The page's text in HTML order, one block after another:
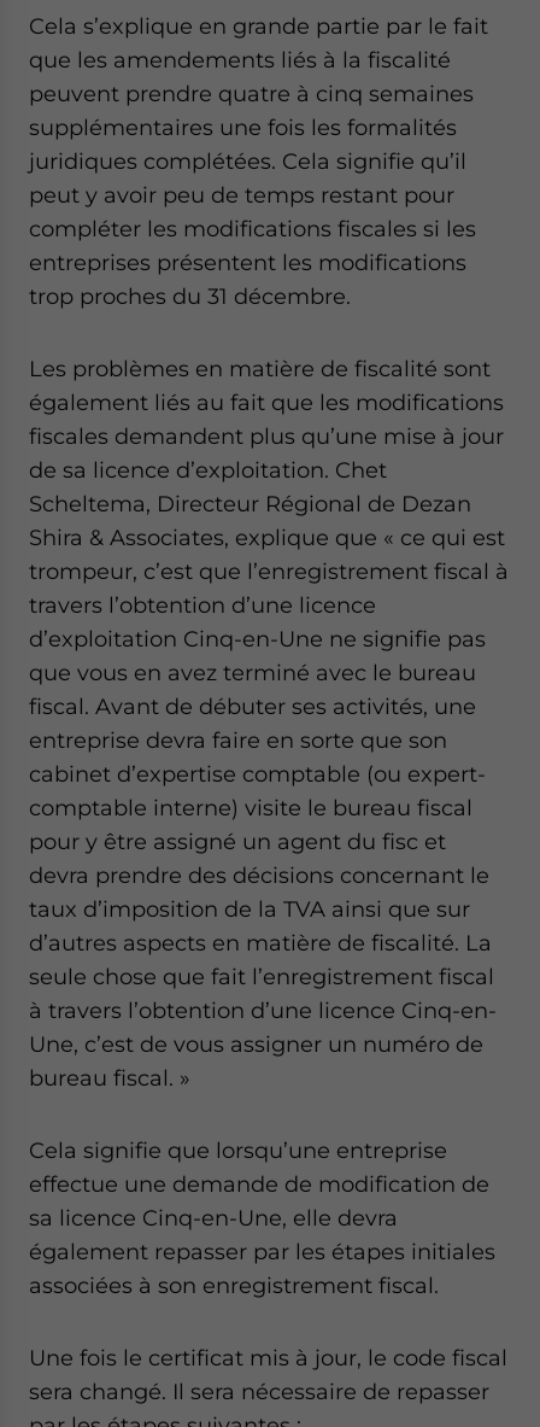
Cela s’explique en grande partie par le fait
que les amendements liés à la fiscalité
peuvent prendre quatre à cinq semaines
supplémentaires une fois les formalités
juridiques complétées. Cela signifie qu’il
peut y avoir peu de temps restant pour
compléter les modifications fiscales si les
entreprises présentent les modifications
trop proches du 31 décembre.
Les problèmes en matière de fiscalité sont
également liés au fait que les modifications
fiscales demandent plus qu’une mise à jour
de sa licence d’exploitation. Chet
Scheltema, Directeur Régional de Dezan
Shira & Associates, explique que « ce qui est
trompeur, c’est que l’enregistrement fiscal à
travers l’obtention d’une licence
d’exploitation Cinq-en-Une ne signifie pas
que vous en avez terminé avec le bureau
fiscal. Avant de débuter ses activités, une
entreprise devra faire en sorte que son
cabinet d’expertise comptable (ou expert-
comptable interne) visite le bureau fiscal
pour y être assigné un agent du fisc et
devra prendre des décisions concernant le
taux d’imposition de la TVA ainsi que sur
d’autres aspects en matière de fiscalité. La
seule chose que fait l’enregistrement fiscal
à travers l’obtention d’une licence Cinq-en-
Une, c’est de vous assigner un numéro de
bureau fiscal. »
Cela signifie que lorsqu’une entreprise
effectue une demande de modification de
sa licence Cinq-en-Une, elle devra
également repasser par les étapes initiales
associées à son enregistrement fiscal.
Une fois le certificat mis à jour, le code fiscal
sera changé. Il sera nécessaire de repasser